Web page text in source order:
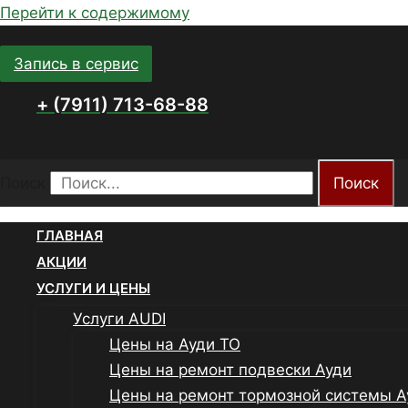
Перейти к содержимому
Запись в сервис
+ (7911) 713-68-88
Поиск
ГЛАВНАЯ
АКЦИИ
УСЛУГИ И ЦЕНЫ
Услуги AUDI
Цены на Ауди ТО
Цены на ремонт подвески Ауди
Цены на ремонт тормозной системы